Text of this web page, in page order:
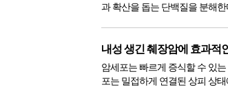
과 확산을 돕는 단백질을 분해한다. 메이요 클리닉 암 생물학자
마찬가...
내성 생긴 췌장암에 효과적
암세포는 빠르게 증식할 수 있
포는 밀접하게 연결된 상피 상